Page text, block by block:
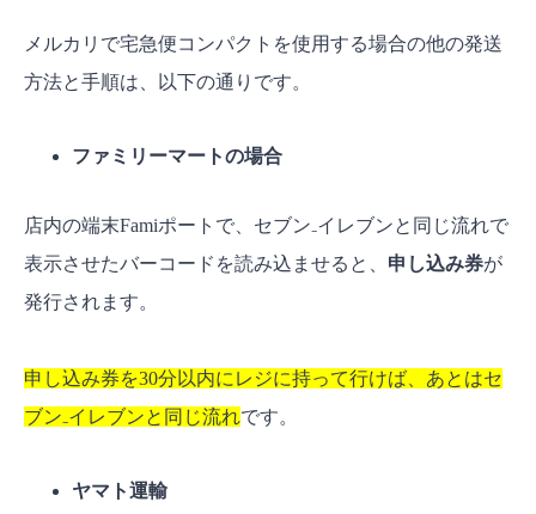
メルカリで宅急便コンパクトを使用する場合の他の発送
方法と手順は、以下の通りです。
ファミリーマートの場合
店内の端末Famiポートで、セブン₋イレブンと同じ流れで
表示させたバーコードを読み込ませると、 申し込み券が
発行されます。
申し込み券を30分以内にレジに持って行けば、あとはセ
ブン₋イレブンと同じ流れです。
ヤマト運輸